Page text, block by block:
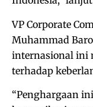
VP Corporate
Muhammad
internasional ini
terhadap
“Penghargaan